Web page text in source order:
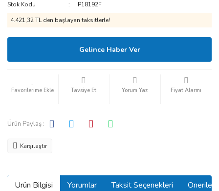
Stok Kodu
P18192F
4.421,32 TL den başlayan taksitlerle!
Gelince Haber Ver
Tavsiye Et Yorum Yaz Fiyat Alarmı
Ürün Paylaş :
Karşılaştır
Ürün Bilgisi Yorumlar Taksit Seçenekleri